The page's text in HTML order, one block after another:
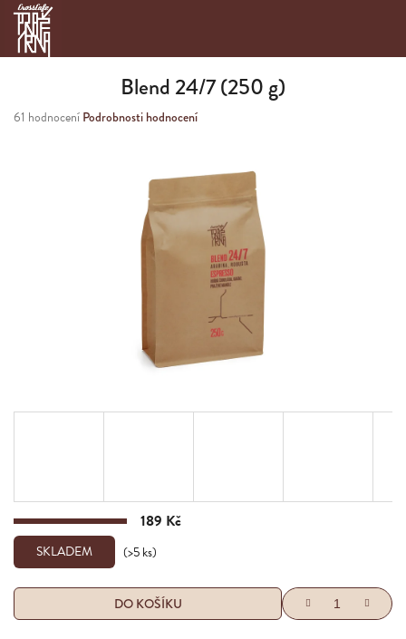
Přejít
obsah
Blend 24/7 (250 g)
Průměrné
61 hodnocení Podrobnosti hodnocení
189 KčMěrná
SKLADEM (>5 ks)
DO KOŠÍKU